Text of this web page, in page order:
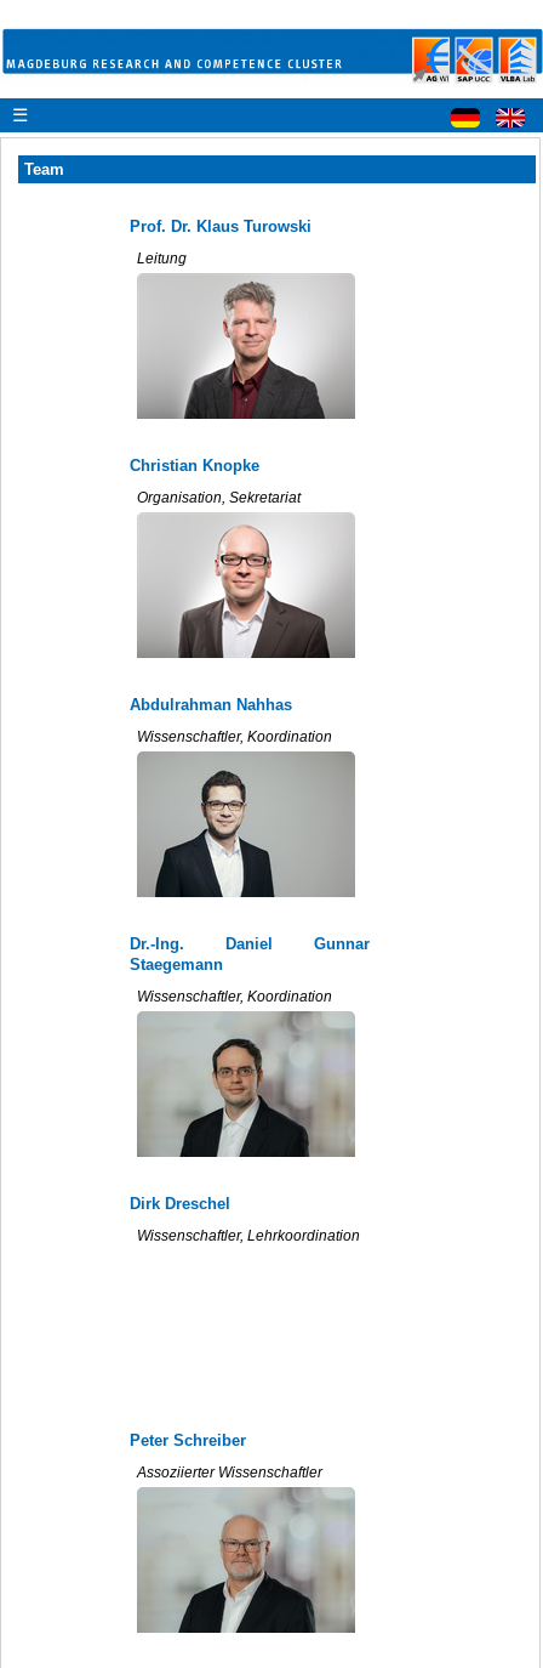
☰
Team
Prof. Dr. Klaus Turowski
Leitung
Christian Knopke
Organisation, Sekretariat
Abdulrahman Nahhas
Wissenschaftler, Koordination
Dr.-Ing. Daniel Gunnar
Staegemann
Wissenschaftler, Koordination
Dirk Dreschel
Wissenschaftler, Lehrkoordination
Peter Schreiber
Assoziierter Wissenschaftler